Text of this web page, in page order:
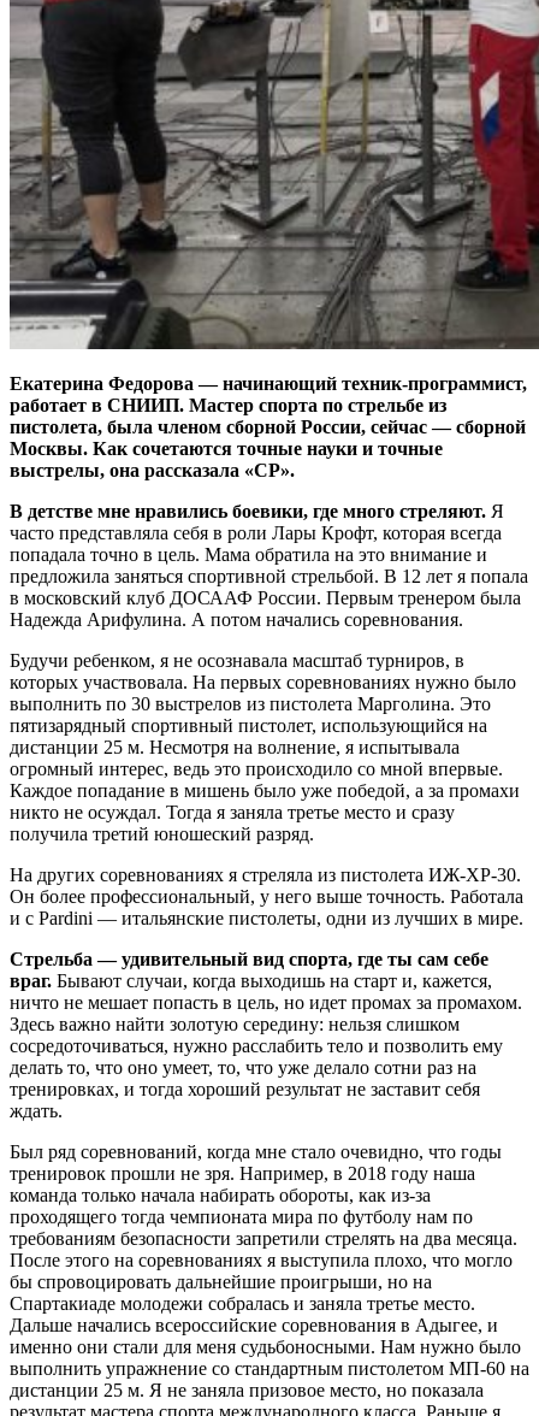
Екатерина Федорова — ​начинающий техник-программист,
работает в СНИИП. Мастер спорта по стрельбе из
пистолета, была членом сборной России, сейчас — ​сборной
Москвы. Как сочетаются точные науки и точные
выстрелы, она рассказала «СР».
В детстве мне нравились боевики, где много стреляют. Я
часто представляла себя в роли Лары Крофт, которая всегда
попадала точно в цель. Мама обратила на это внимание и
предложила заняться спортивной стрельбой. В 12 лет я попала
в московский клуб ДОСААФ России. Первым тренером была
Надежда Арифулина. А потом начались соревнования.
Будучи ребенком, я не осознавала масштаб турниров, в
которых участвовала. На первых соревнованиях нужно было
выполнить по 30 выстрелов из пистолета Марголина. Это
пятизарядный спортивный пистолет, использующийся на
дистанции 25 м. Несмотря на волнение, я испытывала
огромный интерес, ведь это происходило со мной впервые.
Каждое попадание в мишень было уже победой, а за промахи
никто не осуждал. Тогда я заняла третье место и сразу
получила третий юношеский разряд.
На других соревнованиях я стреляла из пистолета ИЖ-ХР‑30.
Он более профессиональный, у него выше точность. Работала
и с Pardini — ​итальянские пистолеты, одни из лучших в мире.
Стрельба — ​удивительный вид спорта, где ты сам себе
враг. Бывают случаи, когда выходишь на старт и, кажется,
ничто не мешает попасть в цель, но идет промах за промахом.
Здесь важно найти золотую середину: нельзя слишком
сосредоточиваться, нужно расслабить тело и позволить ему
делать то, что оно умеет, то, что уже делало сотни раз на
тренировках, и тогда хороший результат не заставит себя
ждать.
Был ряд соревнований, когда мне стало очевидно, что годы
тренировок прошли не зря. Например, в 2018 году наша
команда только начала набирать обороты, как из-за
проходящего тогда чемпионата мира по футболу нам по
требованиям безопасности запретили стрелять на два месяца.
После этого на соревнованиях я выступила плохо, что могло
бы спровоцировать дальнейшие проигрыши, но на
Спартакиаде молодежи собралась и заняла третье место.
Дальше начались всероссийские соревнования в Адыгее, и
именно они стали для меня судьбоносными. Нам нужно было
выполнить упражнение со стандартным пистолетом МП‑60 на
дистанции 25 м. Я не заняла призовое место, но показала